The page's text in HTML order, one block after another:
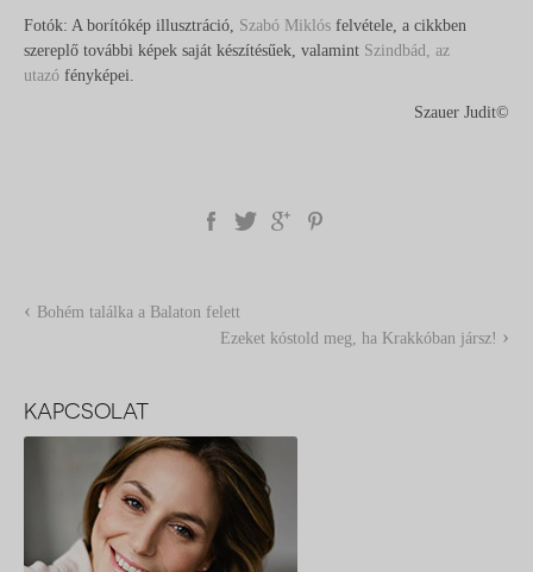
Fotók: A borítókép illusztráció, Szabó Miklós felvétele, a cikkben
szereplő további képek saját készítésűek, valamint Szindbád, az
utazó fényképei.
Szauer Judit©
‹ Bohém találka a Balaton felett
Ezeket kóstold meg, ha Krakkóban jársz! ›
KAPCSOLAT